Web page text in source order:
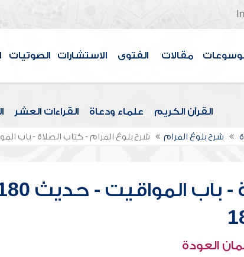
مقالات الفتوى الاستشارات الصوتيات
القرآن الكريم علماء ودعاة القراءات العشر
شرح بلوغ المرام شرح بلوغ المرام - كتاب الصلاة - باب
العودة